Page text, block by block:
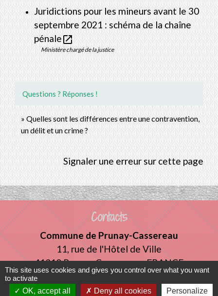
Juridictions pour les mineurs avant le 30
septembre 2021 : schéma de la chaîne
pénaleopen_in_new
Ministère chargé de la justice
Questions ? Réponses !
Quelles sont les différences entre une contravention,
un délit et un crime ?
Signaler une erreur sur cette page
Contacts
Commune de Prunay-Cassereau
11, rue de l'Hôtel de Ville
41310 Prunay-Cassereau - FRANCE
+33 2 54 80 32 81
This site uses cookies and gives you control over what you want
to activate
OK, accept all
Deny all cookies Personalize